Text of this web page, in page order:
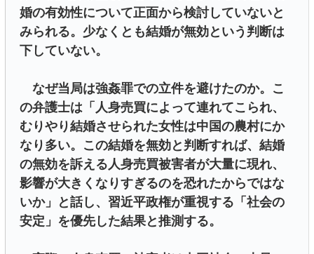
婚の有効性について正面から検討していないと
みられる。少なくとも結婚が無効という判断は
下していない。
なぜ当局は強姦罪での立件を避けたのか。こ
の弁護士は「人身売買によって連れてこられ、
むりやり結婚させられた女性は中国の農村にか
なり多い。この結婚を無効と判断すれば、結婚
の無効を訴える人身売買被害者が大量に現れ、
影響が大きくなりすぎるのを恐れたからではな
いか」と話し、習近平政権が重視する「社会の
安定」を優先した結果と推測する。